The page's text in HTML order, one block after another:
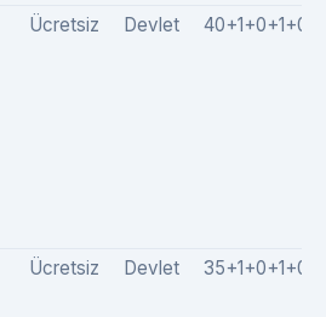
Ücretsiz Devlet 40+1+0+1+0
Ücretsiz Devlet 35+1+0+1+0